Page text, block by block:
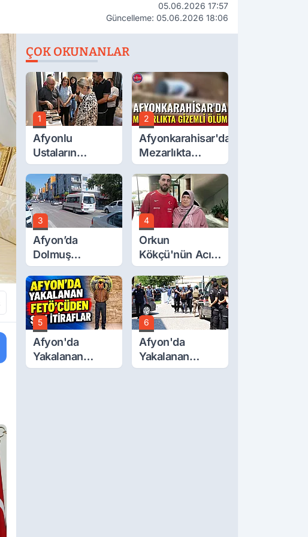
05.06.2026 17:57
Güncelleme: 05.06.2026 18:06
ÇOK OKUNANLAR
1
Afyonlu
Ustaların
Eserleri
Görücüye Çıktı
2
Afyonkarahisar'da
Mezarlıkta
Gizemli Ölüm
3
Afyon’da
Dolmuş
Ücretlerine
Yüzde 40 Zam
Talebi
4
Orkun
Kökçü'nün Acı
Günü... Cenaze
Namazı
Emirdağ'da
5
Afyon'da
Yakalanan
FETÖ'Cüden
6
Afyon'da
Yakalanan
FETÖ'cü